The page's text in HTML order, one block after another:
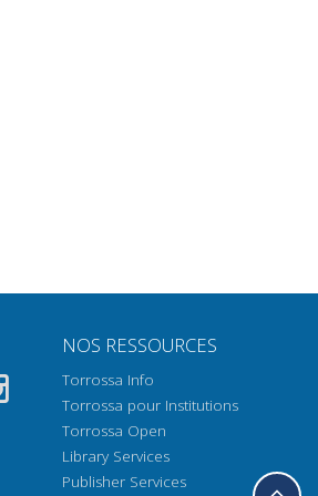
NOS RESSOURCES
Torrossa Info
Torrossa pour Institutions
Torrossa Open
Library Services
Publisher Services